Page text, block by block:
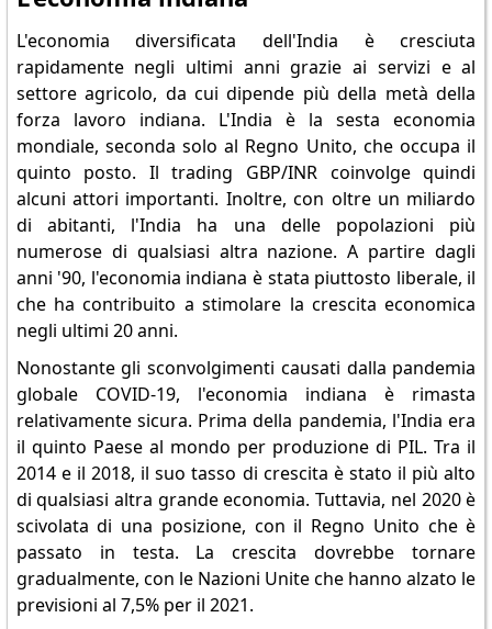
L'economia diversificata dell'India è cresciuta
rapidamente negli ultimi anni grazie ai servizi e al
settore agricolo, da cui dipende più della metà della
forza lavoro indiana. L'India è la sesta economia
mondiale, seconda solo al Regno Unito, che occupa il
quinto posto. Il trading GBP/INR coinvolge quindi
alcuni attori importanti. Inoltre, con oltre un miliardo
di abitanti, l'India ha una delle popolazioni più
numerose di qualsiasi altra nazione. A partire dagli
anni '90, l'economia indiana è stata piuttosto liberale, il
che ha contribuito a stimolare la crescita economica
negli ultimi 20 anni.
Nonostante gli sconvolgimenti causati dalla pandemia
globale COVID-19, l'economia indiana è rimasta
relativamente sicura. Prima della pandemia, l'India era
il quinto Paese al mondo per produzione di PIL. Tra il
2014 e il 2018, il suo tasso di crescita è stato il più alto
di qualsiasi altra grande economia. Tuttavia, nel 2020 è
scivolata di una posizione, con il Regno Unito che è
passato in testa. La crescita dovrebbe tornare
gradualmente, con le Nazioni Unite che hanno alzato le
previsioni al 7,5% per il 2021.